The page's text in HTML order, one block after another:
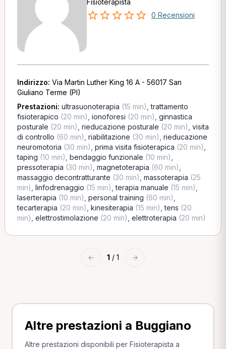
Fisioterapista
0 Recensioni
Indirizzo: Via Martin Luther King 16 A - 56017 San
Giuliano Terme (PI)
Prestazioni: ultrasuonoterapia (15 min) ,trattamento
fisioterapico (20 min) ionoforesi (20 min) ginnastica
posturale (20 min) rieducazione posturale (20 min) visita
di controllo (60 min) riabilitazione (30 min) rieducazione
neuromotoria (30 min) prima visita fisioterapica (20 min)
taping (10 min) bendaggio funzionale (10 min)
pressoterapia (30 min) magnetoterapia (60 min)
massaggio decontratturante (30 min) massoterapia (25
min) linfodrenaggio (15 min) ,terapia manuale (15 min)
laserterapia (10 min) personal training (60 min)
tecarterapia (20 min) kinesiterapia (15 min) ,tens (20
min) elettrostimolazione (20 min) elettroterapia (20 min)
← 1 / 1 →
Altre prestazioni a Buggiano
Altre prestazioni disponibili per Fisioterapista a